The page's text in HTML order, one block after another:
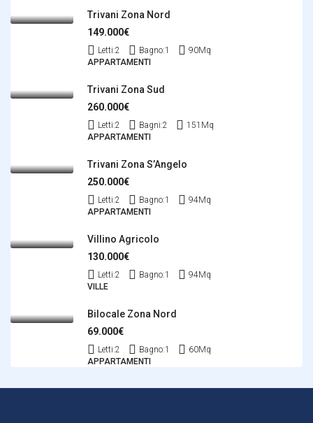
Trivani Zona Nord
149.000€
Letti:2 Bagno:1 90Mq
APPARTAMENTI
Trivani Zona Sud
260.000€
Letti:2 Bagni:2 151 Mq
APPARTAMENTI
Trivani Zona S’Angelo
250.000€
Letti:2 Bagno:1 94Mq
APPARTAMENTI
Villino Agricolo
130.000€
Letti:2 Bagno:1 94Mq
VILLE
Bilocale Zona Nord
69.000€
Letti:2 Bagno:1 60Mq
APPARTAMENTI